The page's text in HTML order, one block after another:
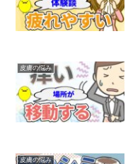
皮膚の悩み
皮膚の悩み